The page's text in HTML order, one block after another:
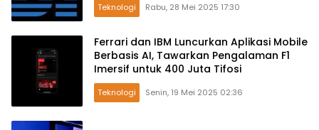
Teknologi Rabu, 28 Mei 2025 17:30
Ferrari dan IBM Luncurkan Aplikasi Mobile
Berbasis AI, Tawarkan Pengalaman F1
Imersif untuk 400 Juta Tifosi
Teknologi Senin, 19 Mei 2025 02:36